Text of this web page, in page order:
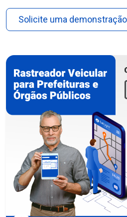
Solicite uma demonstração